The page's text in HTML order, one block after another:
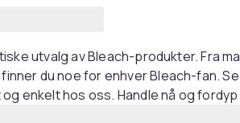
utvalg av Bleach-produkter. Fra
du noe for enhver Bleach-fan.
enkelt hos oss. Handle nå og